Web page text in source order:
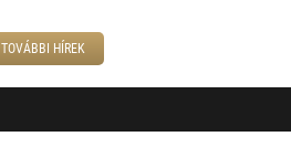
TOVÁBBI HÍREK